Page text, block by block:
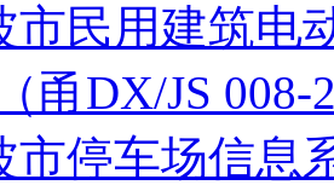
市民用建筑
甬DX/JS 008-
市停车场信